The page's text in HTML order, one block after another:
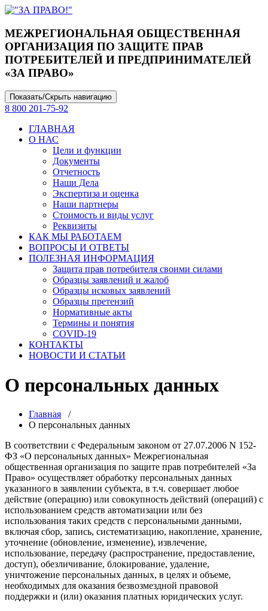
МЕЖРЕГИОНАЛЬНАЯ ОБЩЕСТВЕННАЯ
ОРГАНИЗАЦИЯ ПО ЗАЩИТЕ ПРАВ
ПОТРЕБИТЕЛЕЙ И ПРЕДПРИНИМАТЕЛЕЙ
«ЗА ПРАВО»
Показать/Скрыть навигацию
8 800 201-75-92
ГЛАВНАЯ
О НАС
Цели и функции
Документы
Отчетность
Наши Дела
Экспертиза и оценка
Наши партнеры
Стоимость и виды услуг
Реквизиты
КАК МЫ РАБОТАЕМ
ВОПРОСЫ И ОТВЕТЫ
ПОЛЕЗНАЯ ИНФОРМАЦИЯ
Защита прав потребителя своими силами
Образцы заявлений и жалоб
Образцы исковых заявлений
Образцы претензий
Нормативные акты
Термины и понятия
COVID-19
КОНТАКТЫ
НОВОСТИ И СТАТЬИ
О персональных данных
Главная /
О персональных данных
В соответствии с Федеральным законом от 27.07.2006 N 152-
ФЗ «О персональных данных» Межрегиональная
общественная организация по защите прав потребителей «За
Право» осуществляет обработку персональных данных
указанного в заявлении субъекта, в т.ч. совершает любое
действие (операцию) или совокупность действий (операций) с
использованием средств автоматизации или без
использования таких средств с персональными данными,
включая сбор, запись, систематизацию, накопление, хранение,
уточнение (обновление, изменение), извлечение,
использование, передачу (распространение, предоставление,
доступ), обезличивание, блокирование, удаление,
уничтожение персональных данных, в целях и объеме,
необходимых для оказания безвозмездной правовой
поддержки и (или) оказания платных юридических услуг.